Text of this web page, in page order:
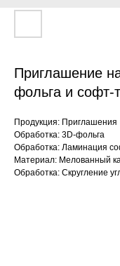
Приглашение
фольга и софт-
Продукция: Приглашения
Обработка: 3D-фольга
Обработка: Ламинация
Материал: Мелованный
Обработка: Скругление